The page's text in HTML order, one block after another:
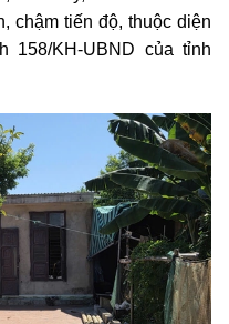
chậm tiến độ, thuộc diện
158/KH-UBND của tỉnh